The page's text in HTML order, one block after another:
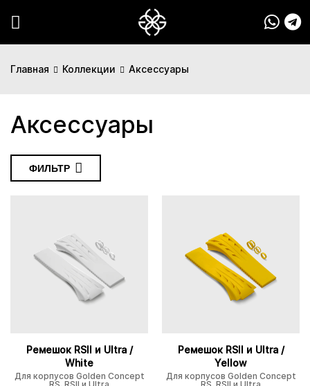
Главная Коллекции Аксессуары
Аксессуары
ФИЛЬТР
Ремешок RSII и Ultra /
White
Для корпусов Golden Concept
Ремешок RSII и Ultra /
Yellow
Для корпусов Golden Concept